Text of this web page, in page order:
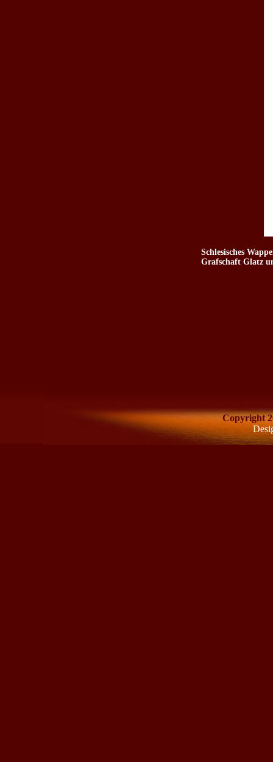
Schlesisches
Grafschaft Glatz
Copyright